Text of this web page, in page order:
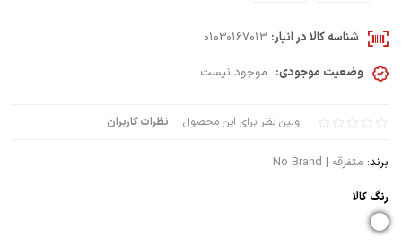
اولین نظر برای این محصول نظرات کاربران
برند: متفرقه | No Brand
رنگ كالا
شناسه کالا در انبار: 01030167013
وضعیت موجودی: موجود نیست